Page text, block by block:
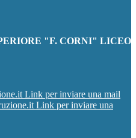
"F. CORNI" LICEO
Link per inviare una mail
Link per inviare una